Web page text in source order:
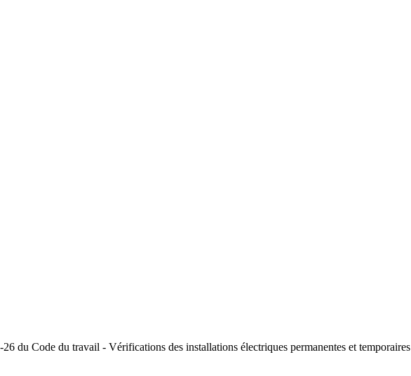
du Code du travail - Vérifications des installations électriques permanentes et temporaires